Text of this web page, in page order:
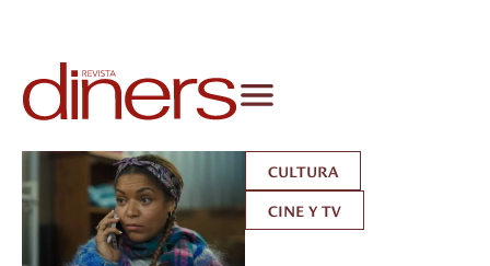
CULTURA
CINE Y TV